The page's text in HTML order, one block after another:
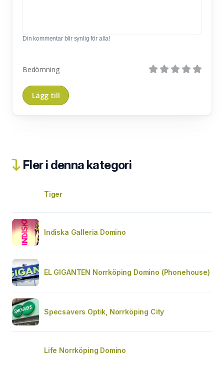
Din kommentar blir synlig för alla!
Bedömning
Fler i denna kategori
Tiger
Indiska Galleria Domino
EL GIGANTEN Norrköping Domino (Phonehouse)
Specsavers Optik, Norrköping City
Life Norrköping Domino